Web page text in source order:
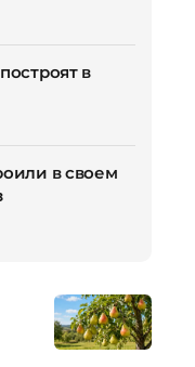
в
в своем